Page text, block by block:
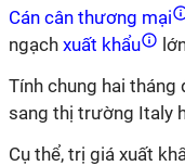
Cán cân thương mại
ngạch xuất khẩu
Tính chung hai tháng
sang thị trường Italy
Cụ thể, trị giá xuất